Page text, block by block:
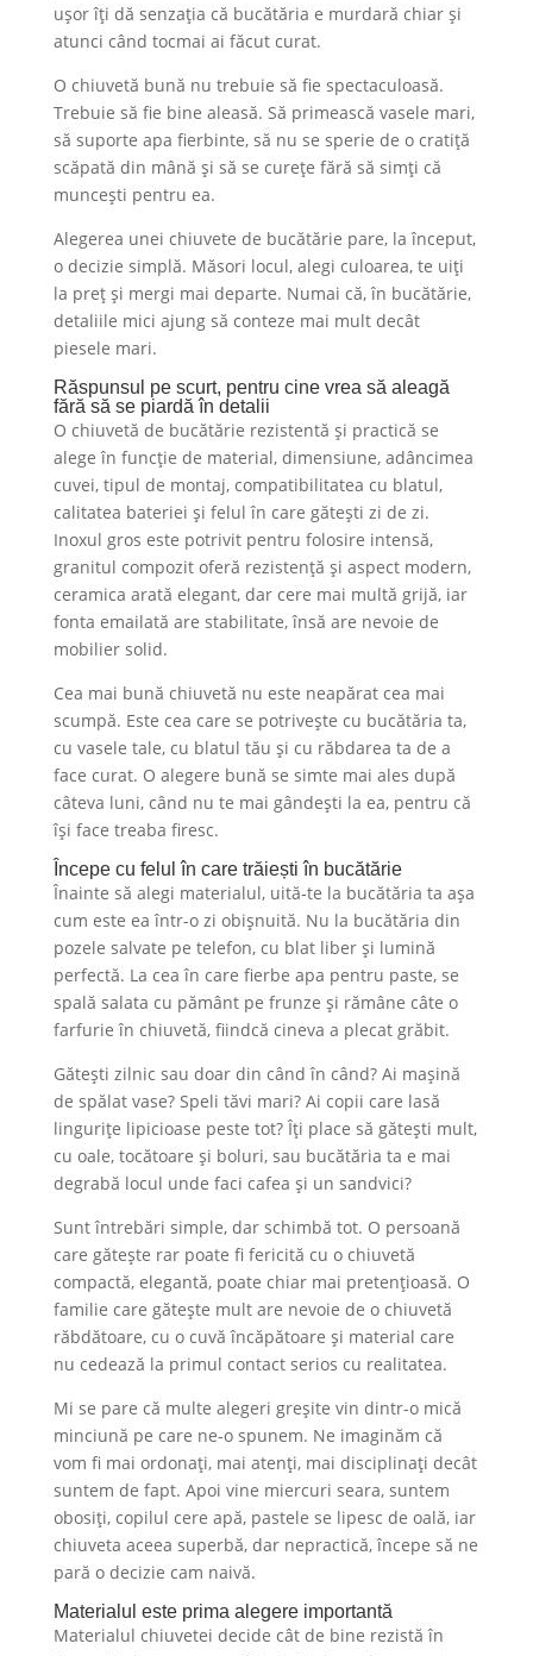
ușor îți dă senzația că bucătăria e murdară chiar și
atunci când tocmai ai făcut curat.
O chiuvetă bună nu trebuie să fie spectaculoasă.
Trebuie să fie bine aleasă. Să primească vasele mari,
să suporte apa fierbinte, să nu se sperie de o cratiță
scăpată din mână și să se curețe fără să simți că
muncești pentru ea.
Alegerea unei chiuvete de bucătărie pare, la început,
o decizie simplă. Măsori locul, alegi culoarea, te uiți
la preț și mergi mai departe. Numai că, în bucătărie,
detaliile mici ajung să conteze mai mult decât
piesele mari.
Răspunsul pe scurt, pentru cine vrea să aleagă
fără să se piardă în detalii
O chiuvetă de bucătărie rezistentă și practică se
alege în funcție de material, dimensiune, adâncimea
cuvei, tipul de montaj, compatibilitatea cu blatul,
calitatea bateriei și felul în care gătești zi de zi.
Inoxul gros este potrivit pentru folosire intensă,
granitul compozit oferă rezistență și aspect modern,
ceramica arată elegant, dar cere mai multă grijă, iar
fonta emailată are stabilitate, însă are nevoie de
mobilier solid.
Cea mai bună chiuvetă nu este neapărat cea mai
scumpă. Este cea care se potrivește cu bucătăria ta,
cu vasele tale, cu blatul tău și cu răbdarea ta de a
face curat. O alegere bună se simte mai ales după
câteva luni, când nu te mai gândești la ea, pentru că
își face treaba firesc.
Începe cu felul în care trăiești în bucătărie
Înainte să alegi materialul, uită-te la bucătăria ta așa
cum este ea într-o zi obișnuită. Nu la bucătăria din
pozele salvate pe telefon, cu blat liber și lumină
perfectă. La cea în care fierbe apa pentru paste, se
spală salata cu pământ pe frunze și rămâne câte o
farfurie în chiuvetă, fiindcă cineva a plecat grăbit.
Gătești zilnic sau doar din când în când? Ai mașină
de spălat vase? Speli tăvi mari? Ai copii care lasă
lingurițe lipicioase peste tot? Îți place să gătești mult,
cu oale, tocătoare și boluri, sau bucătăria ta e mai
degrabă locul unde faci cafea și un sandvici?
Sunt întrebări simple, dar schimbă tot. O persoană
care gătește rar poate fi fericită cu o chiuvetă
compactă, elegantă, poate chiar mai pretențioasă. O
familie care gătește mult are nevoie de o chiuvetă
răbdătoare, cu o cuvă încăpătoare și material care
nu cedează la primul contact serios cu realitatea.
Mi se pare că multe alegeri greșite vin dintr-o mică
minciună pe care ne-o spunem. Ne imaginăm că
vom fi mai ordonați, mai atenți, mai disciplinați decât
suntem de fapt. Apoi vine miercuri seara, suntem
obosiți, copilul cere apă, pastele se lipesc de oală, iar
chiuveta aceea superbă, dar nepractică, începe să ne
pară o decizie cam naivă.
Materialul este prima alegere importantă
Materialul chiuvetei decide cât de bine rezistă în